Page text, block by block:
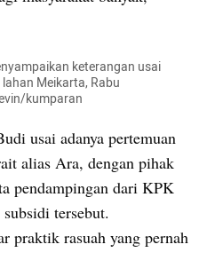
keterangan usai
Meikarta, Rabu
kumparan
usai adanya pertemuan
alias Ara, dengan pihak
pendampingan dari KPK
tersebut.
praktik rasuah yang pernah